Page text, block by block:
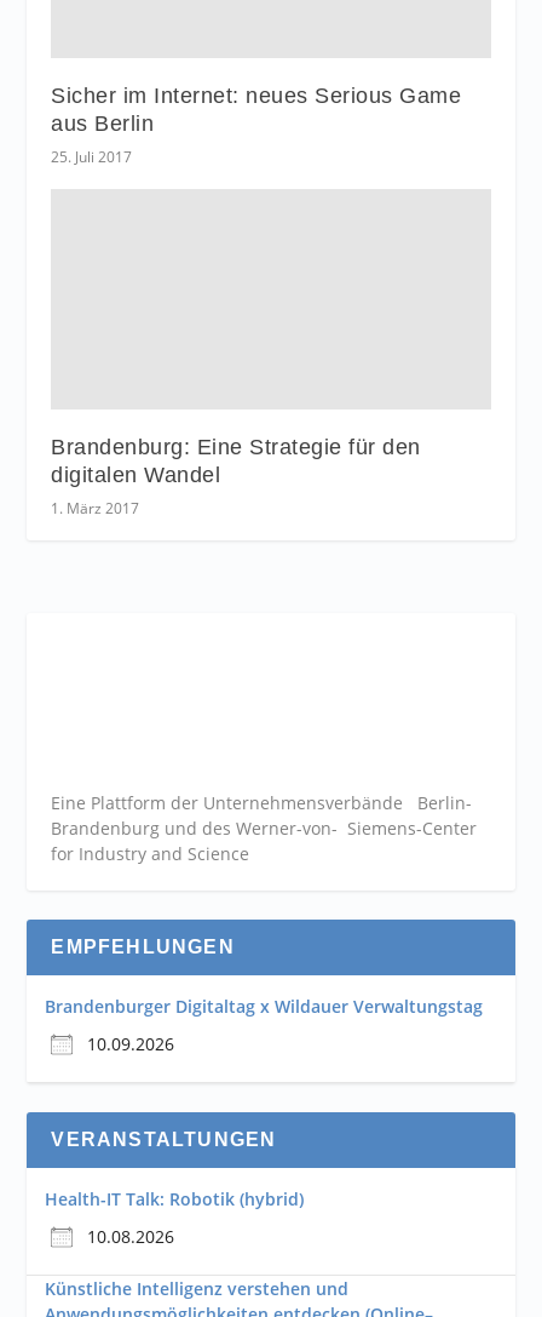
Sicher im Internet: neues Serious Game
aus Berlin
25. Juli 2017
Brandenburg: Eine Strategie für den
digitalen Wandel
1. März 2017
Eine Plattform der Unternehmensverbände Berlin-
Brandenburg und des Werner-von- Siemens-Center
for Industry and Science
EMPFEHLUNGEN
Brandenburger Digitaltag x Wildauer Verwaltungstag
10.09.2026
VERANSTALTUNGEN
Health-IT Talk: Robotik (hybrid)
10.08.2026
Künstliche Intelligenz verstehen und